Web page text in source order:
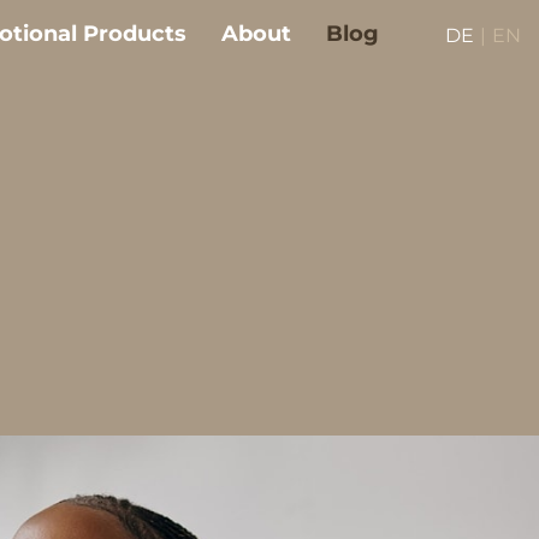
Products About Blog DE | EN